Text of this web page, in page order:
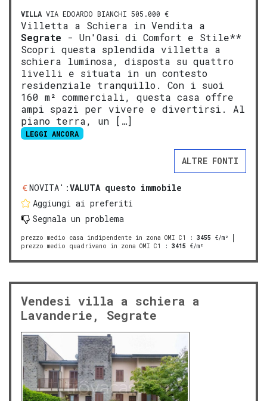
VILLA VIA EDOARDO BIANCHI 505.000 €
Villetta a Schiera in Vendita a
Segrate - Un'Oasi di Comfort e Stile**
Scopri questa splendida villetta a
schiera luminosa, disposta su quattro
livelli e situata in un contesto
residenziale tranquillo. Con i suoi
160 m² commerciali, questa casa offre
ampi spazi per vivere e divertirsi. Al
piano terra, un […]
LEGGI ANCORA
ALTRE FONTI
NOVITA':VALUTA questo immobile
Aggiungi ai preferiti
Segnala un problema
prezzo medio casa indipendente in zona OMI C1 : 3455 €/m²
prezzo medio quadrivano in zona OMI C1
: 3415 €/m²
Vendesi villa a schiera a
Lavanderie, Segrate